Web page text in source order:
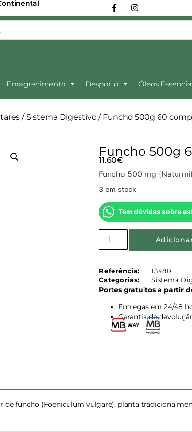
Emagrecimento Desporto Óleos
/ Sistema Digestivo/ Funcho 500g 60
Funcho 500g
11.60€
Funcho 500 mg
3 em stock
Tem dúvidas sobre
Referência:
13480
Categorias:
Sistema
Portes gratuitos a partir
Entregas em 24/48
Garantia de
de funcho (Foeniculum vulgare), planta